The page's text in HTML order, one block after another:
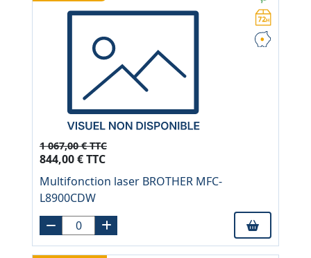
1 067,00 € TTC
844,00 € TTC
Multifonction laser BROTHER MFC-
L8900CDW